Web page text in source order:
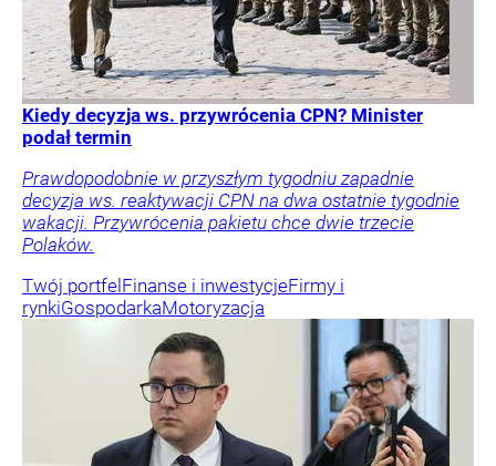
Kiedy decyzja ws. przywrócenia CPN? Minister
podał termin
Prawdopodobnie w przyszłym tygodniu zapadnie
decyzja ws. reaktywacji CPN na dwa ostatnie tygodnie
wakacji. Przywrócenia pakietu chce dwie trzecie
Polaków.
Twój portfel Finanse i inwestycjeFirmy i
rynkiGospodarkaMotoryzacja